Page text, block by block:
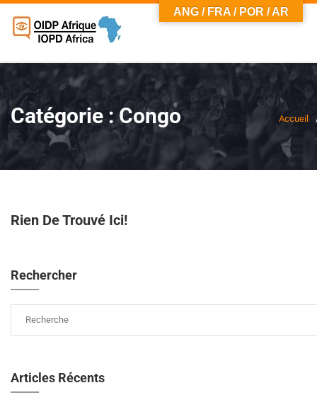
Catégorie :Congo Accueil
Rien De Trouvé Ici!
Rechercher
Articles Récents
ANG / FRA / POR / AR